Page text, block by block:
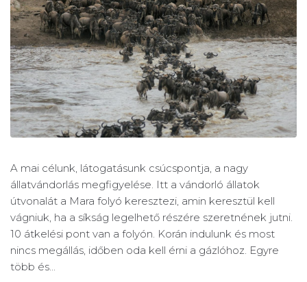
A mai célunk, látogatásunk csúcspontja, a nagy
állatvándorlás megfigyelése. Itt a vándorló állatok
útvonalát a Mara folyó keresztezi, amin keresztül kell
vágniuk, ha a síkság legelhető részére szeretnének jutni.
10 átkelési pont van a folyón. Korán indulunk és most
nincs megállás, időben oda kell érni a gázlóhoz. Egyre
több és...